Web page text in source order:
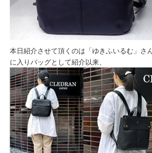
本日紹介させて頂くのは「ゆきふいるむ」さ
に入りバッグとして紹介以来、